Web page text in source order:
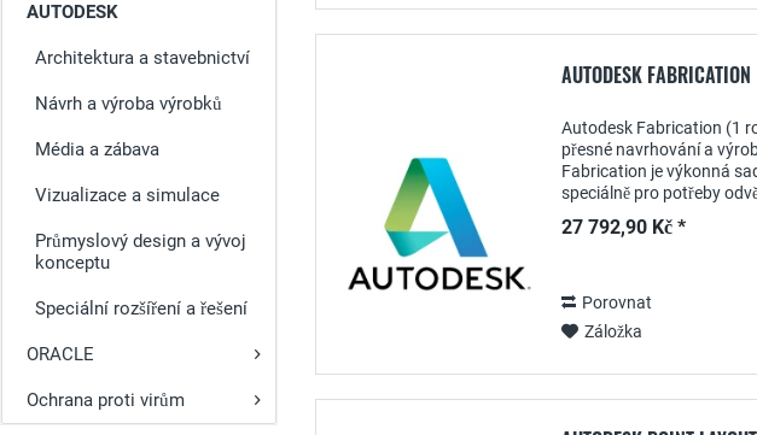
AUTODESK
Architektura a stavebnictví
Návrh a výroba výrobků
Média a zábava
Vizualizace a simulace
Průmyslový design a vývoj
konceptu
Speciální rozšíření a řešení
ORACLE
Ochrana proti virům
AUTODESK FABRICATION
Autodesk Fabrication (1
přesné navrhování a
Fabrication je výkonná
speciálně pro potřeby
27 792,90 Kč *
Porovnat
Záložka